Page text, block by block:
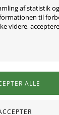
af statistik
til
videre,